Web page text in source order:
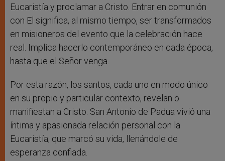
Eucaristía y proclamar a Cristo. Entrar en comunión
con El significa, al mismo tiempo, ser transformados
en misioneros del evento que la celebración hace
real. Implica hacerlo contemporáneo en cada época,
hasta que el Señor venga.
Por esta razón, los santos, cada uno en modo único
en su propio y particular contexto, revelan o
manifiestan a Cristo. San Antonio de Padua vivió una
íntima y apasionada relación personal con la
Eucaristía; que marcó su vida, llenándole de
esperanza confiada.